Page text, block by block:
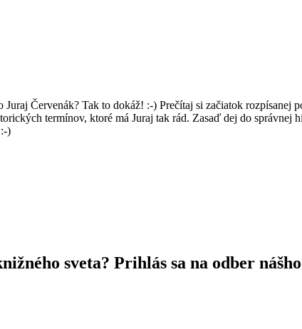
Juraj Červenák? Tak to dokáž! :-) Prečítaj si začiatok
termínov, ktoré má Juraj tak rád. Zasaď dej do
)
sveta? Prihlás sa na odber